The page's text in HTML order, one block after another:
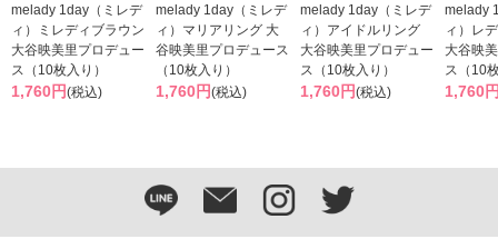
melady 1day（ミレデ
ィ）ミレディブラウン
大谷映美里プロデュー
ス（10枚入り）
1,760円(税込)
melady 1day（ミレデ
ィ）マリアリング 大
谷映美里プロデュース
（10枚入り）
1,760円(税込)
melady 1day（ミレデ
ィ）アイドルリング
大谷映美里プロデュー
ス（10枚入り）
1,760円(税込)
melady
ィ）レ
大谷映
ス（10
1,760